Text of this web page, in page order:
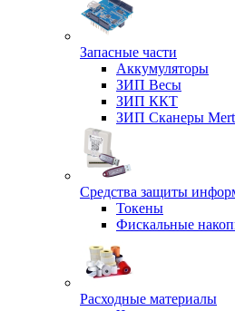
Запасные части
Аккумуляторы
ЗИП Весы
ЗИП ККТ
ЗИП Сканеры
Средства защиты
Токены
Фискальные
Расходные материалы